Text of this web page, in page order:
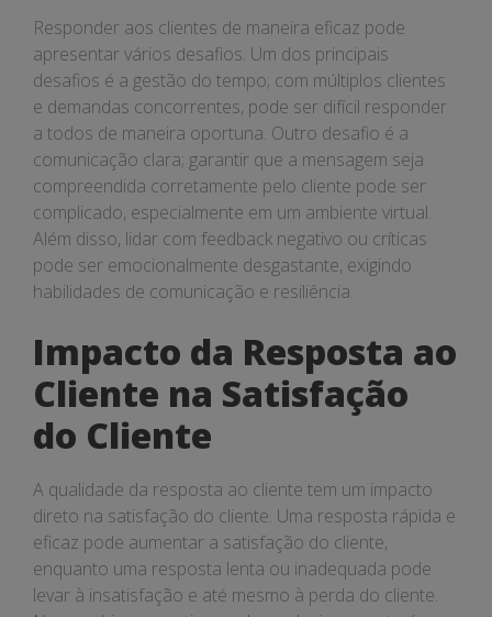
Responder aos clientes de maneira eficaz pode
apresentar vários desafios. Um dos principais
desafios é a gestão do tempo; com múltiplos clientes
e demandas concorrentes, pode ser difícil responder
a todos de maneira oportuna. Outro desafio é a
comunicação clara; garantir que a mensagem seja
compreendida corretamente pelo cliente pode ser
complicado, especialmente em um ambiente virtual.
Além disso, lidar com feedback negativo ou críticas
pode ser emocionalmente desgastante, exigindo
habilidades de comunicação e resiliência.
Impacto da Resposta ao
Cliente na Satisfação
do Cliente
A qualidade da resposta ao cliente tem um impacto
direto na satisfação do cliente. Uma resposta rápida e
eficaz pode aumentar a satisfação do cliente,
enquanto uma resposta lenta ou inadequada pode
levar à insatisfação e até mesmo à perda do cliente.